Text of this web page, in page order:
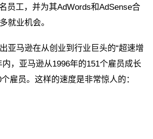
员工，并为其AdWords和AdSense合
就业机会。
亚马逊在从创业到行业巨头的“超速增
内，亚马逊从1996年的151个雇员成长
雇员。这样的速度是非常惊人的：